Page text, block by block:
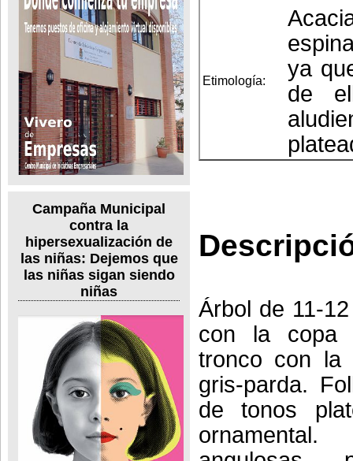
Campaña Municipal
contra la
hipersexualización de
las niñas: Dejemos que
las niñas sigan siendo
niñas
Etimología:
ya
de
Árbol de 11-
con la copa
tronco con la
gris-parda.
de tonos